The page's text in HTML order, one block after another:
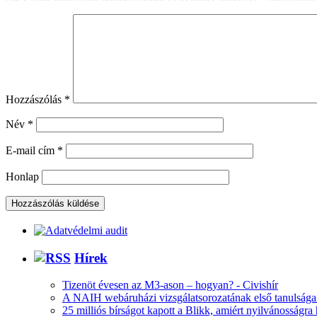
Hozzászólás *
Név *
E-mail cím *
Honlap
Hírek
Tizenöt évesen az M3-ason – hogyan? - Civishír
A NAIH webáruházi vizsgálatsorozatának első
25 milliós bírságot kapott a Blikk, amiért nyilvánosságra